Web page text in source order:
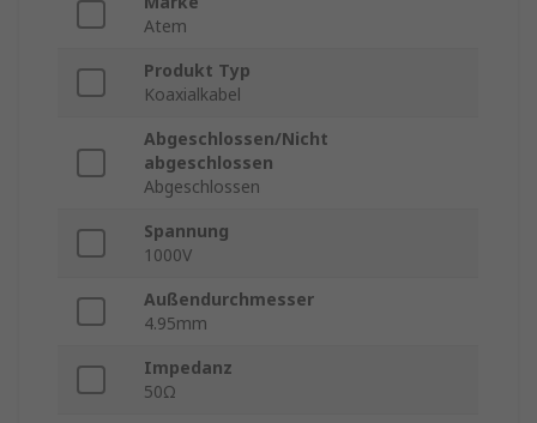
Atem
Produkt Typ
Koaxialkabel
Abgeschlossen/Nicht
abgeschlossen
Abgeschlossen
Spannung
1000V
Außendurchmesser
4.95mm
Impedanz
50Ω